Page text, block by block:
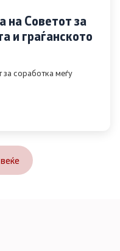
на Советот за
и граѓанското
соработка меѓу